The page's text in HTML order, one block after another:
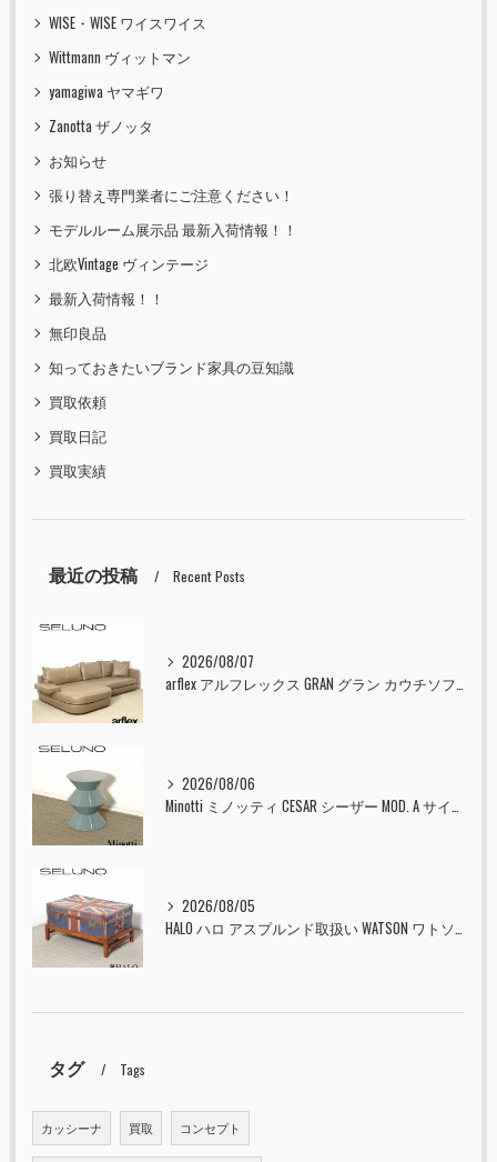
WISE・WISE ワイスワイス
Wittmann ヴィットマン
yamagiwa ヤマギワ
Zanotta ザノッタ
お知らせ
張り替え専門業者にご注意ください！
モデルルーム展示品 最新入荷情報！！
北欧Vintage ヴィンテージ
最新入荷情報！！
無印良品
知っておきたいブランド家具の豆知識
買取依頼
買取日記
買取実績
最近の投稿 Recent Posts
2026/08/07
arflex アルフレックス GRAN グラン カウチソファ 本革 入荷しました！！
2026/08/06
Minotti ミノッティ CESAR シーザー MOD. A サイドテーブル スツール セラドン 入荷しました！！
2026/08/05
HALO ハロ アスプルンド取扱い WATSON ワトソン ミディアム トランク & スタンド セット ユニオンジャック 入荷しました！！
タグ Tags
カッシーナ 買取 コンセプト